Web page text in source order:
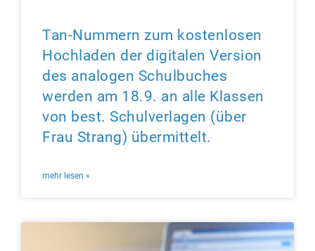
Tan-Nummern zum kostenlosen
Hochladen der digitalen Version
des analogen Schulbuches
werden am 18.9. an alle Klassen
von best. Schulverlagen (über
Frau Strang) übermittelt.
mehr lesen »